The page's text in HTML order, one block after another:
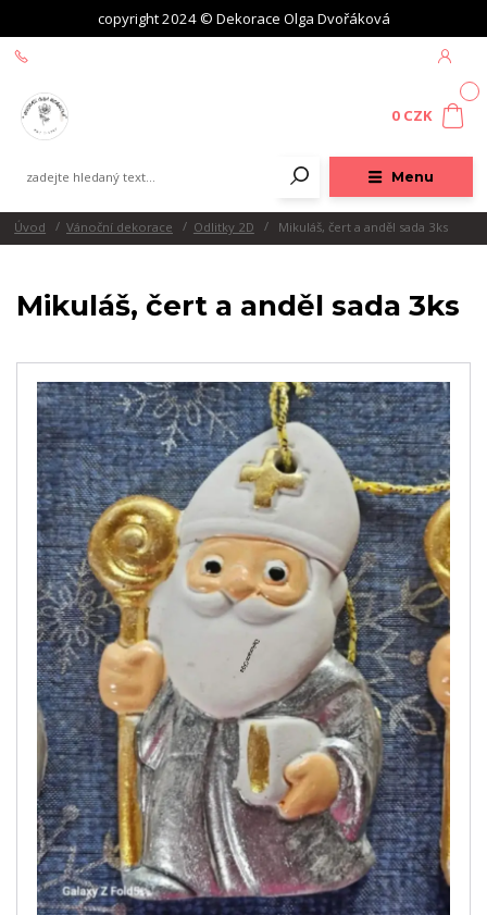
copyright 2024 © Dekorace Olga Dvořáková
Menu
0 CZK
Úvod Vánoční dekorace Odlitky 2D Mikuláš, čert a anděl sada 3ks
Mikuláš, čert a anděl sada 3ks